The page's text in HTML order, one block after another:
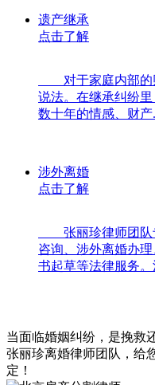
遗产继承
点击了解
对于家庭内部的
说法。在继承纠纷
数十年的情感、财产
涉外离婚
点击了解
张丽珍律师团队
咨询、涉外离婚办
书起草等法律服务。
当面临婚姻纠纷，是挽救
张丽珍离婚律师团队，给
定！